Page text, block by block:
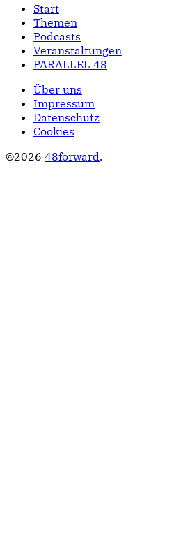
Start
Themen
Podcasts
Veranstaltungen
PARALLEL 48
Über uns
Impressum
Datenschutz
Cookies
©2026 48forward.